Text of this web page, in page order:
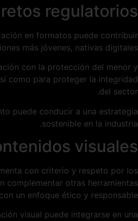
regulatorios
en formatos puede contribuir
más jóvenes, nativas digitales.
con la protección del menor y
como para proteger la integridad
del sector.
puede conducir a una estrategia
sostenible en la industria.
visuales
con criterio y respeto por los
complementar otras herramientas
un enfoque ético y responsable.
visual puede integrarse en una